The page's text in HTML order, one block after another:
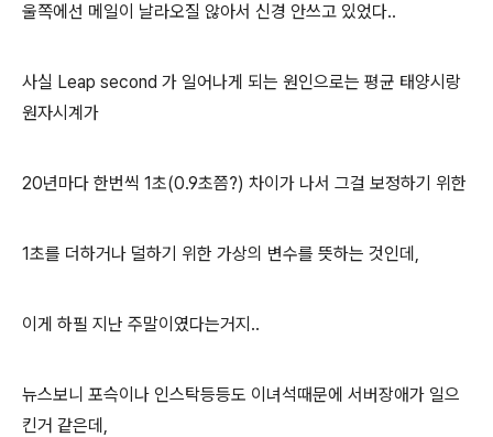
울쪽에선 메일이 날라오질 않아서 신경 안쓰고 있었다..
사실 Leap second 가 일어나게 되는 원인으로는 평균 태양시랑
원자시계가
20년마다 한번씩 1초(0.9초쯤?) 차이가 나서 그걸 보정하기 위한
1초를 더하거나 덜하기 위한 가상의 변수를 뜻하는 것인데,
이게 하필 지난 주말이였다는거지..
뉴스보니 포슥이나 인스탁등등도 이녀석때문에 서버장애가 일으
킨거 같은데,